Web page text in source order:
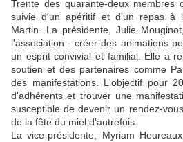
Trente des quarante-deux membres
suivie d'un apéritif et d'un repas à
Martin. La présidente, Ju­lie
l'association : créer des animations
un esprit convivial et familial. Elle a
soutien et des partenaires comme
des manifesta­tions. L'objectif pour
d'adhérents et trouver une
suscep­tible de devenir un rendez-
de la fête du miel d'autrefois.
La vice-présidente, Myriam